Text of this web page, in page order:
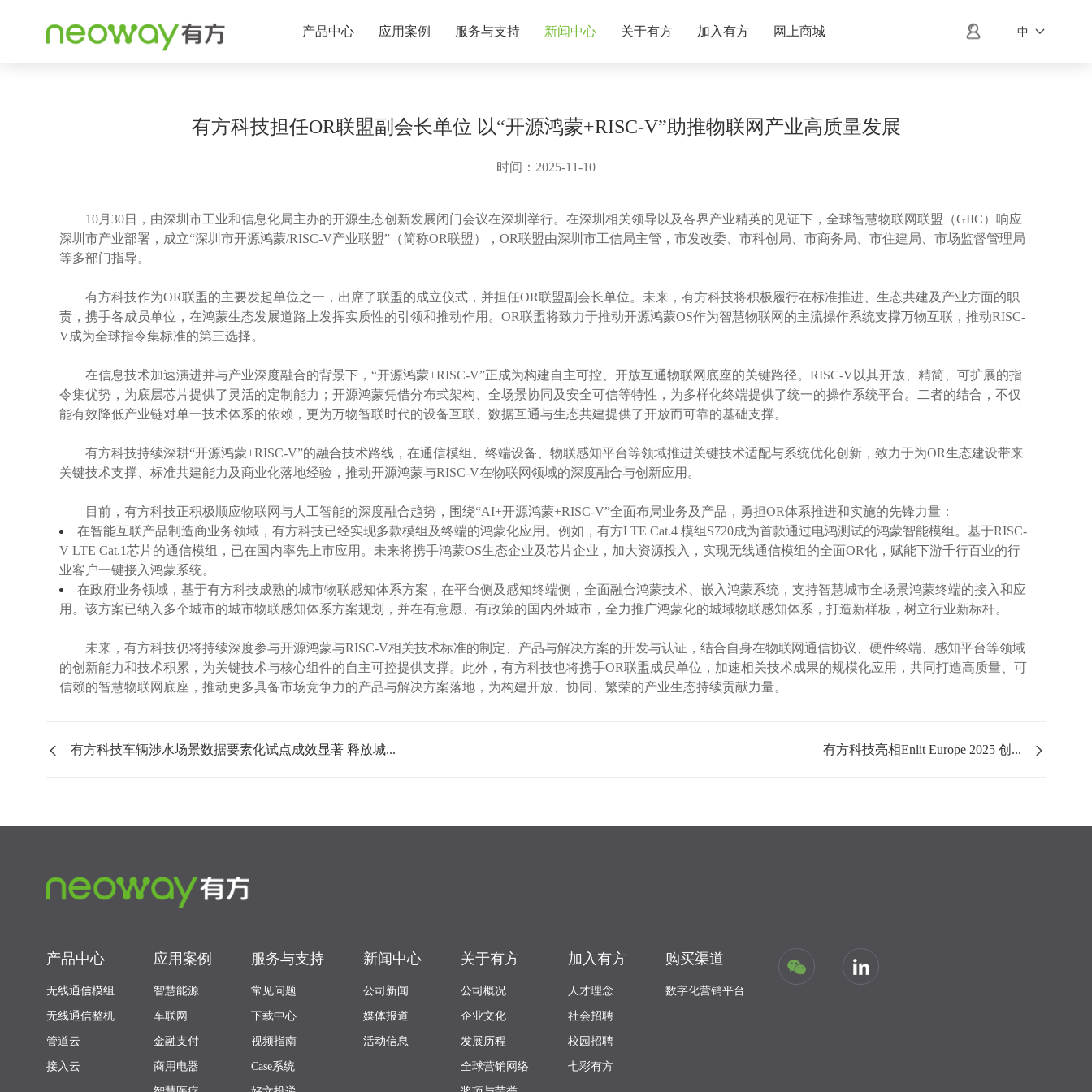
中
产品中心 应用案例 服务与支持 新闻中心 关于有方 加入有方 网上商城
有方科技担任OR联盟副会长单位 以“开源鸿蒙+RISC-V”助推物联网产业高质量发展
时间：2025-11-10
10月30日，由深圳市工业和信息化局主办的开源生态创新发展闭门会议在深圳举行。在深圳相关领导以及各界产业精英的见证下，全球智慧物联网联盟（GIIC）响应
深圳市产业部署，成立“深圳市开源鸿蒙/RISC-V产业联盟”（简称OR联盟），OR联盟由深圳市工信局主管，市发改委、市科创局、市商务局、市住建局、市场监督管理局
等多部门指导。
有方科技作为OR联盟的主要发起单位之一，出席了联盟的成立仪式，并担任OR联盟副会长单位。未来，有方科技将积极履行在标准推进、生态共建及产业方面的职
责，携手各成员单位，在鸿蒙生态发展道路上发挥实质性的引领和推动作用。OR联盟将致力于推动开源鸿蒙OS作为智慧物联网的主流操作系统支撑万物互联，推动RISC-
V成为全球指令集标准的第三选择。
在信息技术加速演进并与产业深度融合的背景下，“开源鸿蒙+RISC-V”正成为构建自主可控、开放互通物联网底座的关键路径。RISC-V以其开放、精简、可扩展的指
令集优势，为底层芯片提供了灵活的定制能力；开源鸿蒙凭借分布式架构、全场景协同及安全可信等特性，为多样化终端提供了统一的操作系统平台。二者的结合，不仅
能有效降低产业链对单一技术体系的依赖，更为万物智联时代的设备互联、数据互通与生态共建提供了开放而可靠的基础支撑。
有方科技持续深耕“开源鸿蒙+RISC-V”的融合技术路线，在通信模组、终端设备、物联感知平台等领域推进关键技术适配与系统优化创新，致力于为OR生态建设带来
关键技术支撑、标准共建能力及商业化落地经验，推动开源鸿蒙与RISC-V在物联网领域的深度融合与创新应用。
目前，有方科技正积极顺应物联网与人工智能的深度融合趋势，围绕“AI+开源鸿蒙+RISC-V”全面布局业务及产品，勇担OR体系推进和实施的先锋力量：
在智能互联产品制造商业务领域，有方科技已经实现多款模组及终端的鸿蒙化应用。例如，有方LTE Cat.4 模组S720成为首款通过电鸿测试的鸿蒙智能模组。基于RISC-
V LTE Cat.1芯片的通信模组，已在国内率先上市应用。未来将携手鸿蒙OS生态企业及芯片企业，加大资源投入，实现无线通信模组的全面OR化，赋能下游千行百业的行
业客户一键接入鸿蒙系统。
在政府业务领域，基于有方科技成熟的城市物联感知体系方案，在平台侧及感知终端侧，全面融合鸿蒙技术、嵌入鸿蒙系统，支持智慧城市全场景鸿蒙终端的接入和应
用。该方案已纳入多个城市的城市物联感知体系方案规划，并在有意愿、有政策的国内外城市，全力推广鸿蒙化的城域物联感知体系，打造新样板，树立行业新标杆。
未来，有方科技仍将持续深度参与开源鸿蒙与RISC-V相关技术标准的制定、产品与解决方案的开发与认证，结合自身在物联网通信协议、硬件终端、感知平台等领域
的创新能力和技术积累，为关键技术与核心组件的自主可控提供支撑。此外，有方科技也将携手OR联盟成员单位，加速相关技术成果的规模化应用，共同打造高质量、可
信赖的智慧物联网底座，推动更多具备市场竞争力的产品与解决方案落地，为构建开放、协同、繁荣的产业生态持续贡献力量。
有方科技车辆涉水场景数据要素化试点成效显著 释放城... 有方科技亮相Enlit Europe 2025 创...
产品中心
无线通信模组
无线通信整机
管道云
接入云
应用案例
智慧能源
车联网
金融支付
商用电器
服务与支持
常见问题
下载中心
视频指南
Case系统
新闻中心
公司新闻
媒体报道
活动信息
关于有方
公司概况
企业文化
发展历程
全球营销网络
加入有方
人才理念
社会招聘
校园招聘
七彩有方
购买渠道
数字化营销平台